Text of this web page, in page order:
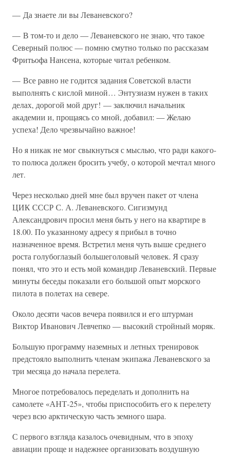
— Да знаете ли вы Леваневского?
— В том-то и дело — Леваневского не знаю, что такое
Северный полюс — помню смутно только по рассказам
Фритьофа Нансена, которые читал ребенком.
— Все равно не годится задания Советской власти
выполнять с кислой миной… Энтузиазм нужен в таких
делах, дорогой мой друг! — заключил начальник
академии и, прощаясь со мной, добавил: — Желаю
успеха! Дело чрезвычайно важное!
Но я никак не мог свыкнуться с мыслью, что ради какого-
то полюса должен бросить учебу, о которой мечтал много
лет.
Через несколько дней мне был вручен пакет от члена
ЦИК СССР С. А. Леваневского. Сигизмунд
Александрович просил меня быть у него на квартире в
18.00. По указанному адресу я прибыл в точно
назначенное время. Встретил меня чуть выше среднего
роста голубоглазый большеголовый человек. Я сразу
понял, что это и есть мой командир Леваневский. Первые
минуты беседы показали его большой опыт морского
пилота в полетах на севере.
Около десяти часов вечера появился и его штурман
Виктор Иванович Левчепко — высокий стройный моряк.
Большую программу наземных и летных тренировок
предстояло выполнить членам экипажа Леваневского за
три месяца до начала перелета.
Многое потребовалось переделать и дополнить на
самолете «АНТ-25», чтобы приспособить его к перелету
через всю арктическую часть земного шара.
С первого взгляда казалось очевидным, что в эпоху
авиации проще и надежнее организовать воздушную